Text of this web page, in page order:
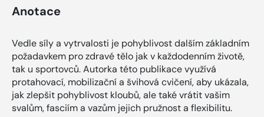
Anotace
Vedle síly a vytrvalosti je pohyblivost dalším základním
požadavkem pro zdravé tělo jak v každodenním životě,
tak u sportovců. Autorka této publikace využívá
protahovací, mobilizační a švihová cvičení, aby ukázala,
jak zlepšit pohyblivost kloubů, ale také vrátit vašim
svalům, fasciím a vazům jejich pružnost a flexibilitu.